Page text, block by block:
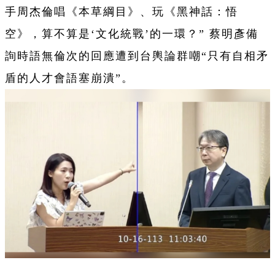
手周杰倫唱《本草綱目》、玩《黑神話：悟
空》，算不算是‘文化統戰’的一環？” 蔡明彥備
詢時語無倫次的回應遭到台輿論群嘲“只有自相矛
盾的人才會語塞崩潰”。